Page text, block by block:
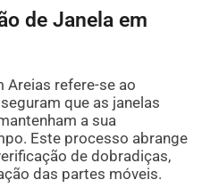
de Janela em
Areias refere-se ao
que as janelas
a sua
Este processo abrange
de dobradiças,
das partes móveis.